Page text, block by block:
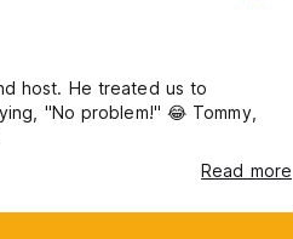
host. He treated us to
"No problem!" 😂 Tommy,
Read more